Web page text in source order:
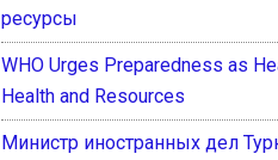
ресурсы
WHO Urges Preparedness as
Health and Resources
Министр иностранных дел